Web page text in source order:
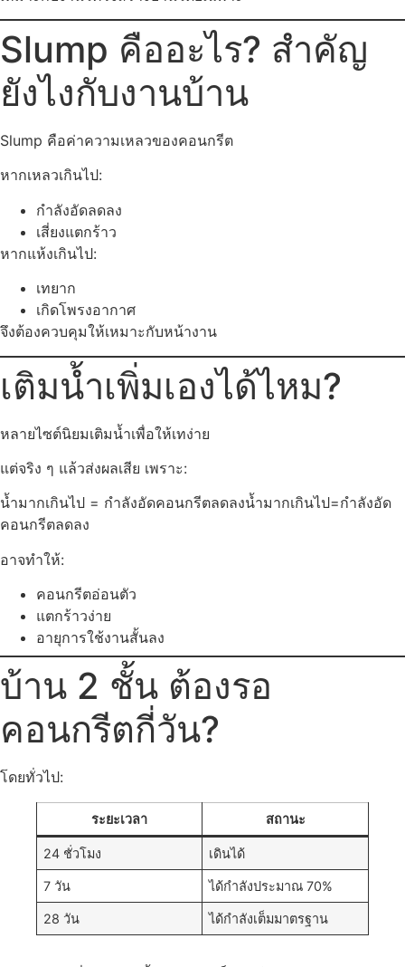
Slump คืออะไร? สำคัญ
ยังไงกับงานบ้าน
Slump คือค่าความเหลวของคอนกรีต
หากเหลวเกินไป:
กำลังอัดลดลง
เสี่ยงแตกร้าว
หากแห้งเกินไป:
เทยาก
เกิดโพรงอากาศ
จึงต้องควบคุมให้เหมาะกับหน้างาน
เติมน้ำเพิ่มเองได้ไหม?
หลายไซต์นิยมเติมน้ำเพื่อให้เทง่าย
แต่จริง ๆ แล้วส่งผลเสีย เพราะ:
น้ำมากเกินไป = กำลังอัดคอนกรีตลดลงน้ำมากเกินไป=กำลังอัด
คอนกรีตลดลง
อาจทำให้:
คอนกรีตอ่อนตัว
แตกร้าวง่าย
อายุการใช้งานสั้นลง
บ้าน 2 ชั้น ต้องรอ
คอนกรีตกี่วัน?
โดยทั่วไป:
ระยะเวลา สถานะ
24 ชั่วโมง เดินได้
7 วัน ได้กำลังประมาณ 70%
28 วัน ได้กำลังเต็มมาตรฐาน